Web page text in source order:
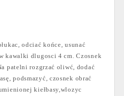
odciać końce, usunać
kawalki dlugosci 4 cm. Czosnek
patelni rozgrzać oliwć, dodać
podsmazyć, czosnek obrać
kiełbasy,wlozyc